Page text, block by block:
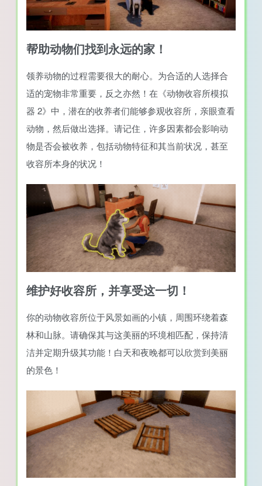
帮助动物们找到永远的家！
领养动物的过程需要很大的耐心。为合适的人选择合
适的宠物非常重要，反之亦然！在《动物收容所模拟
器 2》中，潜在的收养者们能够参观收容所，亲眼查看
动物，然后做出选择。请记住，许多因素都会影响动
物是否会被收养，包括动物特征和其当前状况，甚至
收容所本身的状况！
维护好收容所，并享受这一切！
你的动物收容所位于风景如画的小镇，周围环绕着森
林和山脉。请确保其与这美丽的环境相匹配，保持清
洁并定期升级其功能！白天和夜晚都可以欣赏到美丽
的景色！